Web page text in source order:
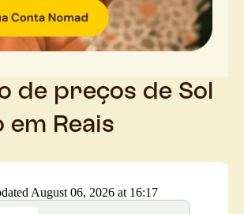
de preços de Sol
em Reais